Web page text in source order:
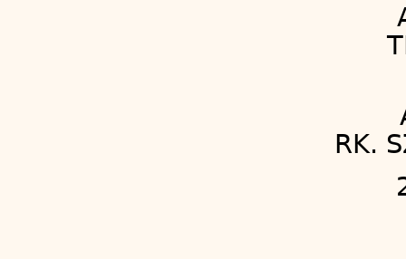
RK.